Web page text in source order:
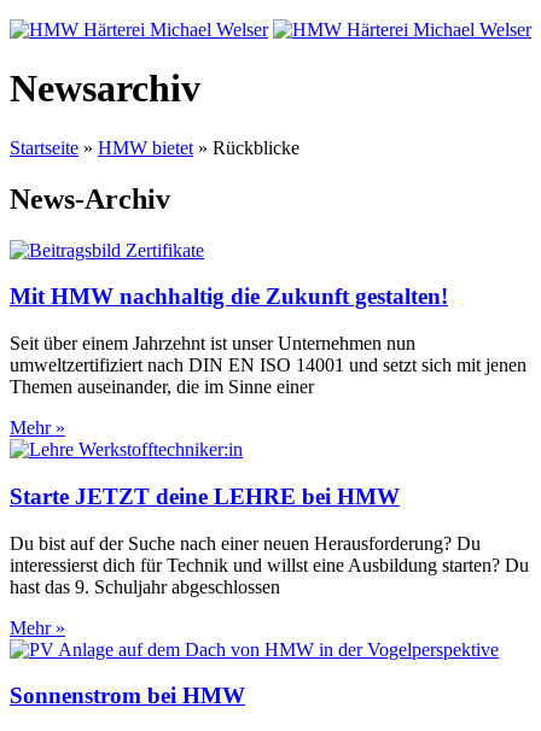
Newsarchiv
Startseite » HMW bietet » Rückblicke
News-Archiv
Mit HMW nachhaltig die Zukunft gestalten!
Seit über einem Jahrzehnt ist unser Unternehmen nun
umweltzertifiziert nach DIN EN ISO 14001 und setzt sich mit jenen
Themen auseinander, die im Sinne einer
Mehr »
Starte JETZT deine LEHRE bei HMW
Du bist auf der Suche nach einer neuen Herausforderung? Du
interessierst dich für Technik und willst eine Ausbildung starten? Du
hast das 9. Schuljahr abgeschlossen
Mehr »
Sonnenstrom bei HMW